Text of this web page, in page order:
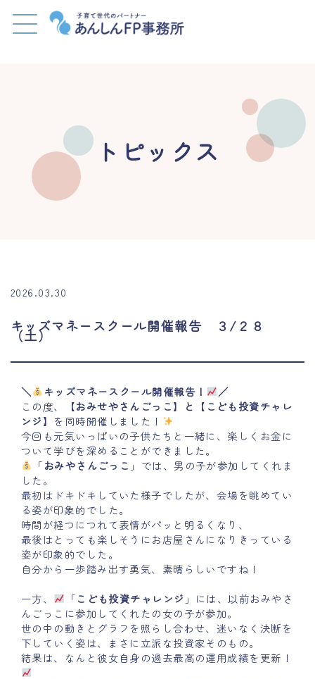
トピックス
2026.03.30
キッズマネースクール開催報告 ３/２８
（土）
＼ キッズマネースクール開催報告！
／
この度、【おみせやさんごっこ】 と 【 こども投資チャレ
ンジ】を同時開催しました！
今回も元気いっぱいの子供たちと一緒に、楽しくお金に
ついて学びを深めることができました。
「おみやさんごっこ 」では、男の子が参加してくれま
した。
最初はドキドキしていた様子でしたが、会場を眺めてい
る姿が印象的でした。
時間が経つにつれて表情がパッと明るくなり、
最後はとっても楽しそうにお店屋さんになりきっている
姿が印象的でした。
自分から一歩踏み出す勇気、素晴らしいですね！
一方、
「こども投資チャレンジ 」には、以前おみやさ
んごっこに参加してくれたの女の子が参加。
世の中の動きとグラフを照らし合わせ、迷いなく決断を
下していく姿は、まさに立派な投資家そのもの。
結果は、なんと彼女自身の過去最高の運用成績を更新！